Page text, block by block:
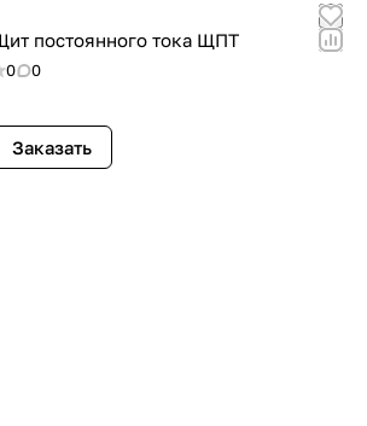
постоянного тока ЩПТ
0 0
Заказать